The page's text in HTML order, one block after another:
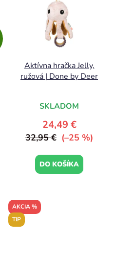
Aktívna hračka Jelly,
ružová | Done by Deer
SKLADOM
24,49 €
32,95 € (–25 %)
DO KOŠÍKA
AKCIA %
TIP